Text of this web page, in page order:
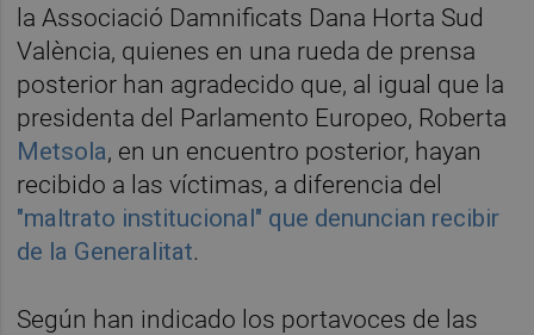
la Associació Damnificats Dana Horta Sud
València, quienes en una rueda de prensa
posterior han agradecido que, al igual que la
presidenta del Parlamento Europeo, Roberta
Metsola, en un encuentro posterior, hayan
recibido a las víctimas, a diferencia del
"maltrato institucional" que denuncian recibir
de la Generalitat.
Según han indicado los portavoces de las